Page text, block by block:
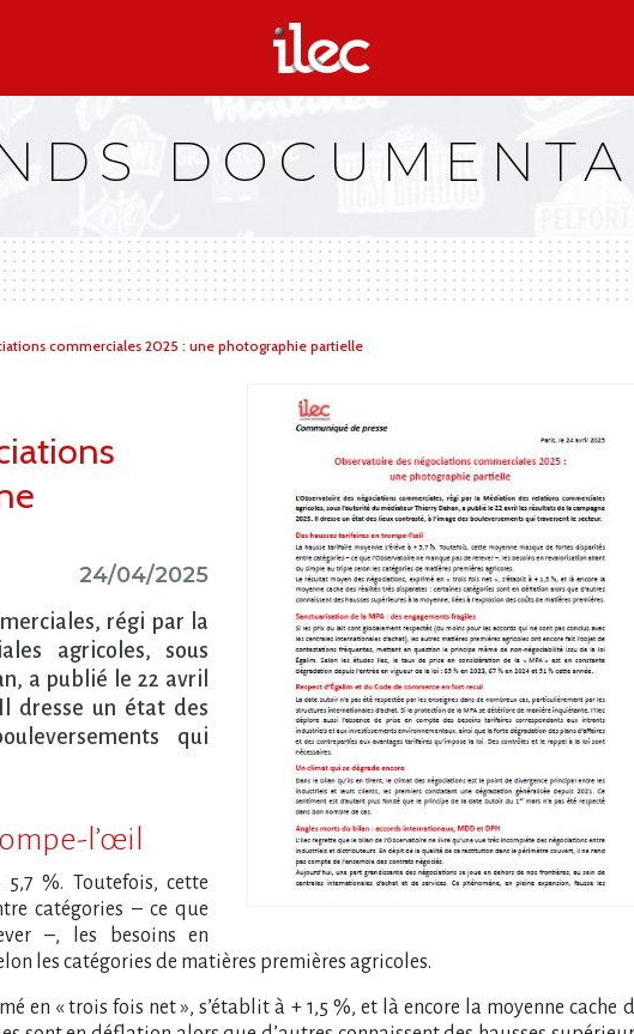
commerciales 2025 : une photographie partielle
24/04/2025
régi par la
agricoles, sous
a publié le 22 avril
dresse un état des
qui
l’œil
5,7 %. Toutefois, cette
catégories – ce que
–, les besoins en
les catégories de matières premières agricoles.
en « trois fois net », s’établit à + 1,5 %, et là encore la moyenne cache